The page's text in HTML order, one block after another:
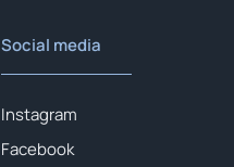
Social media
Instagram
Facebook